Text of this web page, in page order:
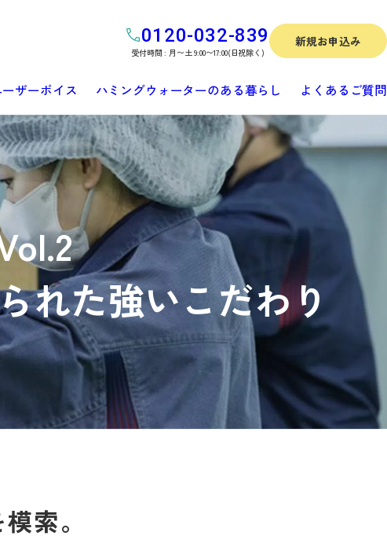
0120-032-839
受付時間 : 月〜土 9:00〜17:00(日祝除く)
新規お申込み
ーザーボイス ハミングウォーターのある暮らし よくあるご質問
れた強いこだわり
索。